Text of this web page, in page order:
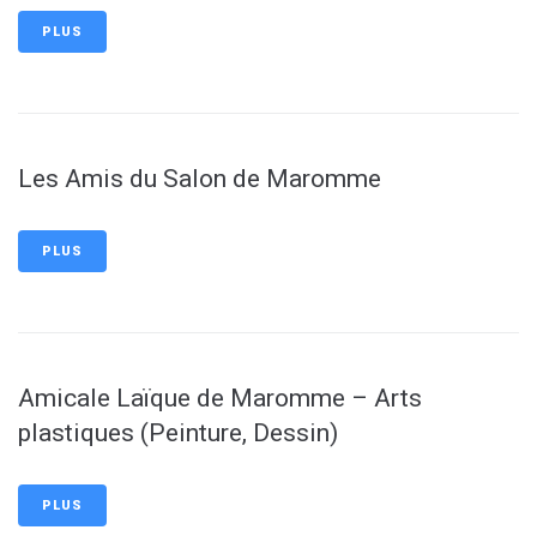
PLUS
Les Amis du Salon de Maromme
PLUS
Amicale Laïque de Maromme – Arts
plastiques (Peinture, Dessin)
PLUS